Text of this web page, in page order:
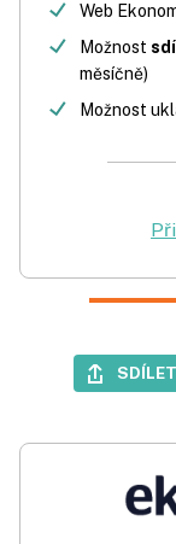
Web
Možnost
měsíčně)
Možnost
SDÍLET